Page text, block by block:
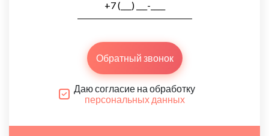
Обратный звонок
Даю согласие на обработку
персональных данных